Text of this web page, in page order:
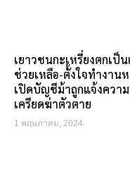
เยาวชนกะเหรี่ยงตกเป็
ช่วยเหลือ-ตั้งใจทำงาน
เปิดบัญชีม้าถูกแจ้งควา
เครียดฆ่าตัวตาย
1 พฤษภาคม, 2024